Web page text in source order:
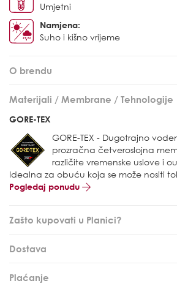
Umjetni
Namjena:
Suho i kišno vrijeme
O brendu
Materijali / Membrane / Tehnologije
GORE-TEX
GORE-TEX - Dugotrajno
prozračna četveroslojna
različite vremenske uslove i
Idealna za obuću koja se može nositi
Pogledaj ponudu
Zašto kupovati u Planici?
Dostava
Plaćanje